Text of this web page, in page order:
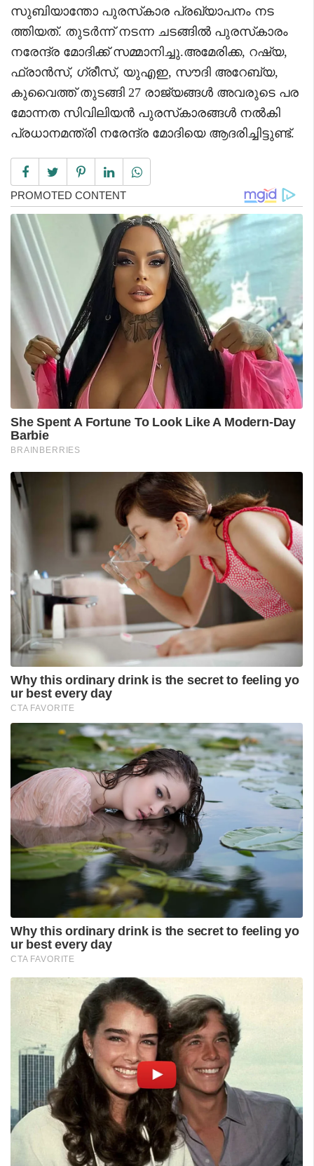
സുബിയാന്തോ പുരസ്‌കാര പ്രഖ്യാപനം നട
ത്തിയത്. തുടർന്ന് നടന്ന ചടങ്ങിൽ പുരസ്‌കാരം
നരേന്ദ്ര മോദിക്ക് സമ്മാനിച്ചു.അമേരിക്ക, റഷ്യ,
ഫ്രാൻസ്, ഗ്രീസ്, യുഎഇ, സൗദി അറേബ്യ,
കുവൈത്ത് തുടങ്ങി 27 രാജ്യങ്ങൾ അവരുടെ പര
മോന്നത സിവിലിയൻ പുരസ്‌കാരങ്ങൾ നൽകി
പ്രധാനമന്ത്രി നരേന്ദ്ര മോദിയെ ആദരിച്ചിട്ടുണ്ട്.